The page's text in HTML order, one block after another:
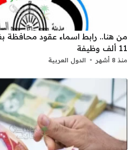
11 ألف وظيفة
منذ 8 أشهر الدول العربية